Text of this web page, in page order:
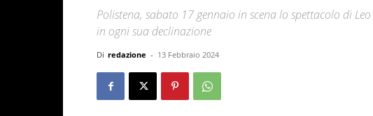
Polistena, sabato 17 gennaio in scena lo spettacolo di
in ogni sua declinazione
Di redazione - 13 Febbraio 2024